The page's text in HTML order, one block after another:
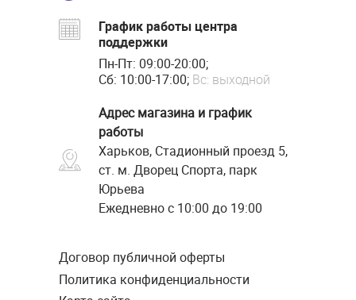
График работы центра
поддержки
Пн-Пт: 09:00-20:00;
Сб: 10:00-17:00; Вс: выходной
Адрес магазина и график
работы
Харьков, Стадионный проезд 5,
ст. м. Дворец Спорта, парк
Юрьева
Ежедневно с 10:00 до 19:00
Договор публичной оферты
Политика конфиденциальности